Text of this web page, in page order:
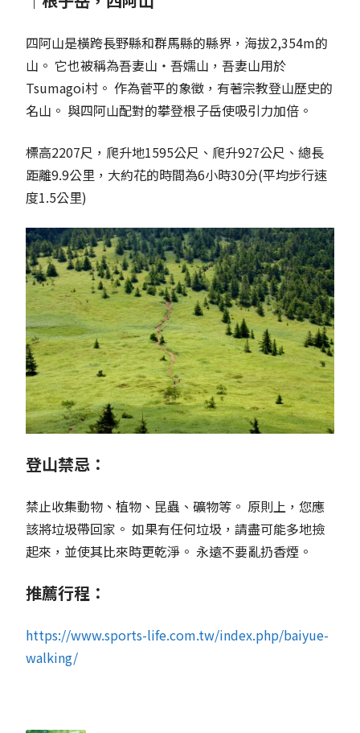
四阿山是橫跨長野縣和群馬縣的縣界，海拔2,354m的
山。 它也被稱為吾妻山・吾嬬山， 吾妻山用於
Tsumagoi村。 作為菅平的象徵，有著宗教登山歷史的
名山。 與四阿山配對的攀登根子岳使吸引力加倍。
標高2207尺，爬升地1595公尺、爬升927公尺、總長
距離9.9公里，大約花的時間為6小時30分(平均步行速
度1.5公里)
登山禁忌：
禁止收集動物、植物、昆蟲、礦物等。 原則上，您應
該將垃圾帶回家。 如果有任何垃圾，請盡可能多地撿
起來，並使其比來時更乾淨。 永遠不要亂扔香煙。
推薦行程：
https://www.sports-life.com.tw/index.php/baiyue-
walking/